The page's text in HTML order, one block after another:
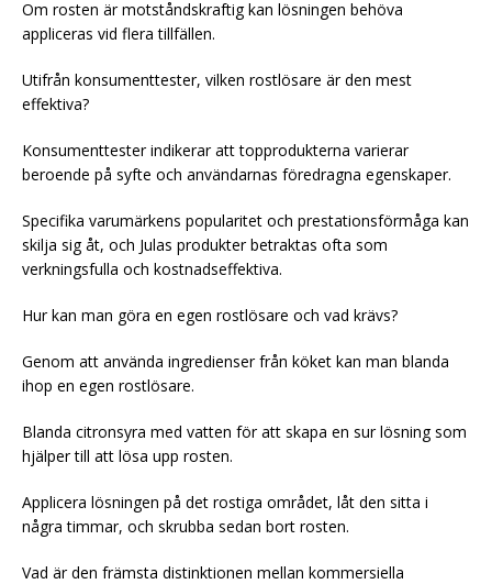
Om rosten är motståndskraftig kan lösningen behöva
appliceras vid flera tillfällen.
Utifrån konsumenttester, vilken rostlösare är den mest
effektiva?
Konsumenttester indikerar att topprodukterna varierar
beroende på syfte och användarnas föredragna egenskaper.
Specifika varumärkens popularitet och prestationsförmåga kan
skilja sig åt, och Julas produkter betraktas ofta som
verkningsfulla och kostnadseffektiva.
Hur kan man göra en egen rostlösare och vad krävs?
Genom att använda ingredienser från köket kan man blanda
ihop en egen rostlösare.
Blanda citronsyra med vatten för att skapa en sur lösning som
hjälper till att lösa upp rosten.
Applicera lösningen på det rostiga området, låt den sitta i
några timmar, och skrubba sedan bort rosten.
Vad är den främsta distinktionen mellan kommersiella